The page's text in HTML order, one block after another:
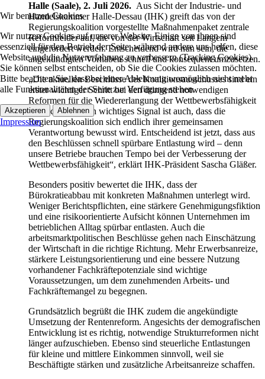
Halle (Saale), 2. Juli 2026. Aus Sicht der Industrie- und
Handelskammer Halle-Dessau (IHK) greift das von der
Regierungskoalition vorgestellte Maßnahmenpaket zentrale
Reformfelder auf, die von der Wirtschaft seit Langem
eingefordert werden. Entscheidend wird nun sein, die
angekündigten Vorhaben schnell und konsequent umzusetzen.
„Die aktuellen Beschlüsse des Koalitionsausschusses sind ein
erster wichtiger Schritt bei den dringend notwendigen
Reformen für die Wiedererlangung der Wettbewerbsfähigkeit
Deutschlands. Ein wichtiges Signal ist auch, dass die
Regierungskoalition sich endlich ihrer gemeinsamen
Verantwortung bewusst wird. Entscheidend ist jetzt, dass aus
den Beschlüssen schnell spürbare Entlastung wird – denn
unsere Betriebe brauchen Tempo bei der Verbesserung der
Wettbewerbsfähigkeit“, erklärt IHK-Präsident Sascha Gläßer.
Besonders positiv bewertet die IHK, dass der
Bürokratieabbau mit konkreten Maßnahmen unterlegt wird.
Weniger Berichtspflichten, eine stärkere Genehmigungsfiktion
und eine risikoorientierte Aufsicht können Unternehmen im
betrieblichen Alltag spürbar entlasten. Auch die
arbeitsmarktpolitischen Beschlüsse gehen nach Einschätzung
der Wirtschaft in die richtige Richtung. Mehr Erwerbsanreize,
stärkere Leistungsorientierung und eine bessere Nutzung
vorhandener Fachkräftepotenziale sind wichtige
Voraussetzungen, um dem zunehmenden Arbeits- und
Fachkräftemangel zu begegnen.
Grundsätzlich begrüßt die IHK zudem die angekündigte
Umsetzung der Rentenreform. Angesichts der demografischen
Entwicklung ist es richtig, notwendige Strukturreformen nicht
länger aufzuschieben. Ebenso sind steuerliche Entlastungen
für kleine und mittlere Einkommen sinnvoll, weil sie
Beschäftigte stärken und zusätzliche Arbeitsanreize schaffen.
Wir benutzen Cookies
Wir nutzen Cookies auf unserer Website. Einige von ihnen sind
essenziell für den Betrieb der Seite, während andere uns helfen, diese
Website und die Nutzererfahrung zu verbessern (Tracking Cookies).
Sie können selbst entscheiden, ob Sie die Cookies zulassen möchten.
Bitte beachten Sie, dass bei einer Ablehnung womöglich nicht mehr
alle Funktionalitäten der Seite zur Verfügung stehen.
Akzeptieren Ablehnen
Impressum